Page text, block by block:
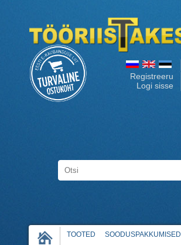
Registreeru
Logi sisse
TOOTED SOODUSPAKKUMISED